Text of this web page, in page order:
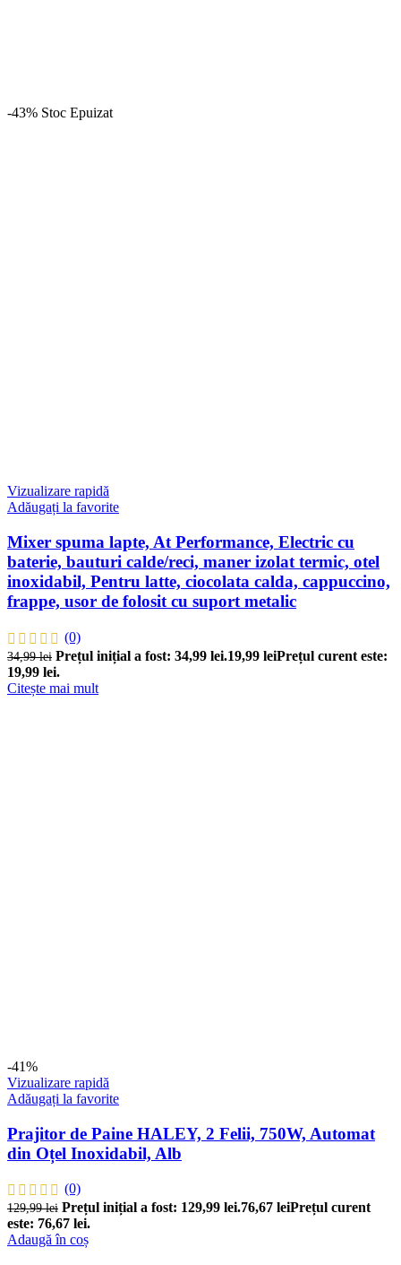
-43% Stoc Epuizat
Vizualizare rapidă
Adăugați la favorite
Mixer spuma lapte, At Performance, Electric cu
baterie, bauturi calde/reci, maner izolat termic, otel
inoxidabil, Pentru latte, ciocolata calda, cappuccino,
frappe, usor de folosit cu suport metalic
(0)
34,99lei Prețul inițial a fost: 34,99 lei.19,99 leiPrețul curent este:
19,99 lei.
Citește mai mult
-41%
Vizualizare rapidă
Adăugați la favorite
Prajitor de Paine HALEY, 2 Felii, 750W, Automat
din Oțel Inoxidabil, Alb
(0)
129,99lei Prețul inițial a fost: 129,99 lei.76,67 leiPrețul curent
este: 76,67 lei.
Adaugă în coș